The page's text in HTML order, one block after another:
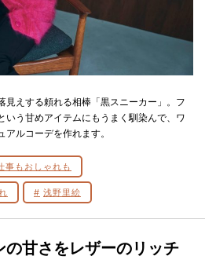
見えする頼れる相棒「黒スニーカー」。フ
いう甘めアイテムにもうまく馴染んで、ワ
ルコーデを作れます。
事もおしゃれも
浅野里絵
の甘さをレザーのリッチ